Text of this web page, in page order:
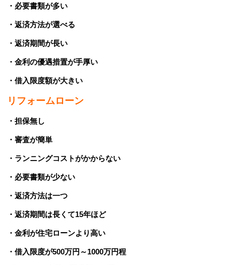
・必要書類が多い
・返済方法が選べる
・返済期間が長い
・金利の優遇措置が手厚い
・借入限度額が大きい
リフォームローン
・担保無し
・審査が簡単
・ランニングコストがかからない
・必要書類が少ない
・返済方法は一つ
・返済期間は長くて15年ほど
・金利が住宅ローンより高い
・借入限度が500万円～1000万円程